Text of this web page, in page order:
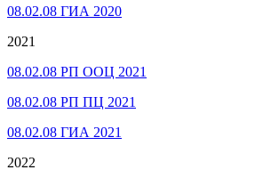
08.02.08 ГИА 2020
2021
08.02.08 РП ООЦ 2021
08.02.08 РП ПЦ 2021
08.02.08 ГИА 2021
2022